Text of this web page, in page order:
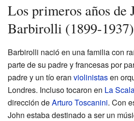
Los primeros años de
Barbirolli (1899-1937)
Barbirolli nació en una familia con
parte de su padre y francesas por
padre y un tío eran violinistasen
Londres. Incluso tocaron en La
dirección deArturo Toscanini. Con
John estaba destinado a ser un